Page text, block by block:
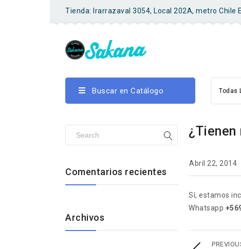
Tienda: Irarrazaval 3054, Local 202A, metro Chile
Buscar en Catálogo Todas
Abril 22, 2014
Sí, estamos
Whatsapp
Comentarios recientes
Archivos